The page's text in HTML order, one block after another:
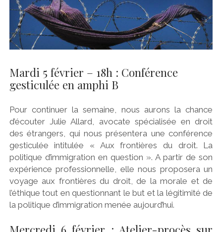
Mardi 5 février – 18h : Conférence
gesticulée en amphi B
Pour continuer la semaine, nous aurons la chance
d’écouter Julie Allard, avocate spécialisée en droit
des étrangers, qui nous présentera une conférence
gesticulée intitulée « Aux frontières du droit. La
politique d’immigration en question ». A partir de son
expérience professionnelle, elle nous proposera un
voyage aux frontières du droit, de la morale et de
l’éthique tout en questionnant le but et la légitimité de
la politique d’immigration menée aujourd’hui.